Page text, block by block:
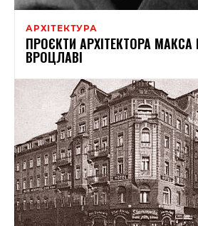
АРХІТЕКТУРА
ПРОЄКТИ АРХІТЕКТОРА МАКСА
ВРОЦЛАВІ